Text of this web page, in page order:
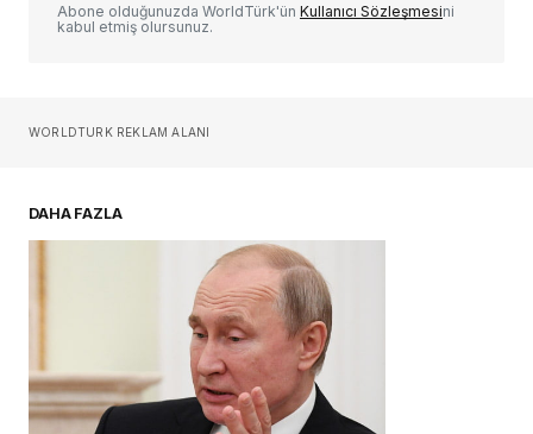
Sizin adınız*
Daha sonraki yorumlarımda kullanılması için
adım, e-posta adresim ve site adresim bu
tarayıcıya kaydedilsin.
YORUM GÖNDER
Abone olduğunuzda WorldTürk'ün Kullanıcı Sözleşmesini
kabul etmiş olursunuz.
WORLDTURK REKLAM ALANI
DAHA FAZLA